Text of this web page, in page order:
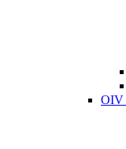
OIV